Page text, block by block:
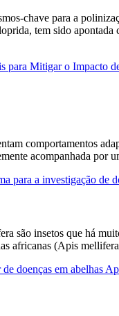
chave para a
tem sido apontada
para Mitigar o Impacto
comportamentos
acompanhada por
para a investigação de
são insetos que há
africanas (Apis
doenças em abelhas